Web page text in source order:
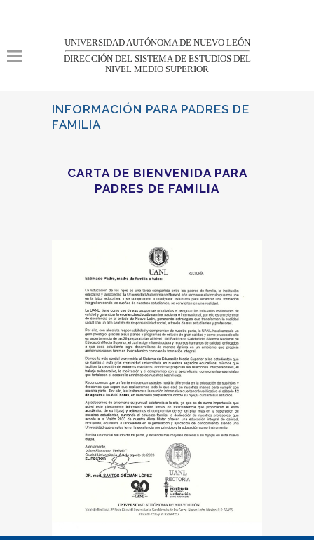
UNIVERSIDAD AUTÓNOMA DE NUEVO LEÓN
DIRECCIÓN DEL SISTEMA DE ESTUDIOS DEL
NIVEL MEDIO SUPERIOR
INFORMACIÓN PARA PADRES DE
FAMILIA
CARTA DE BIENVENIDA PARA
PADRES DE FAMILIA